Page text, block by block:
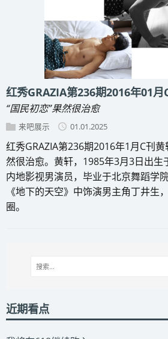
红秀GRAZIA第236期2016年01月
“国民初恋”果然很治愈
来吧展示 01.01.2025
红秀GRAZIA第236期2016年1月C刊
然很治愈。黄轩，1985年3月3日出生
内地影视男演员，毕业于北京舞蹈学
《地下的天空》中饰演男主角丁井生
圈。
近期看点